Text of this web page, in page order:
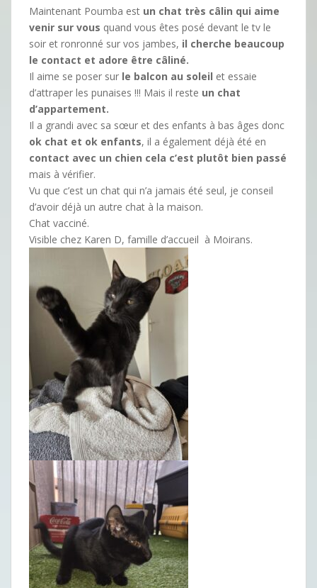
Maintenant Poumba est un chat très câlin qui aime
venir sur vous quand vous êtes posé devant le tv le
soir et ronronné sur vos jambes, il cherche beaucoup
le contact et adore être câliné.
Il aime se poser sur le balcon au soleil et essaie
d’attraper les punaises !!! Mais il reste un chat
d’appartement.
Il a grandi avec sa sœur et des enfants à bas âges donc
ok chat et ok enfants, il a également déjà été en
contact avec un chien cela c’est plutôt bien passé
mais à vérifier.
Vu que c’est un chat qui n’a jamais été seul, je conseil
d’avoir déjà un autre chat à la maison.
Chat vacciné.
Visible chez Karen D, famille d’accueil à Moirans.